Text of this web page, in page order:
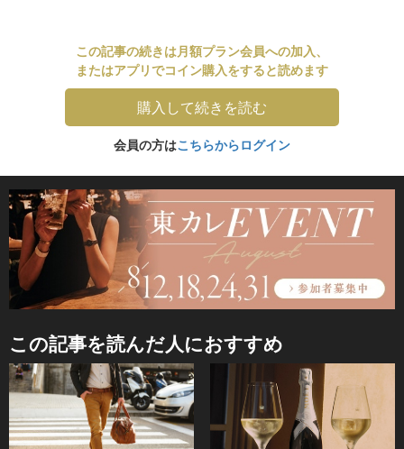
この記事の続きは月額プラン会員への加入、
またはアプリでコイン購入をすると読めます
購入して続きを読む
会員の方はこちらからログイン
この記事を読んだ人におすすめ